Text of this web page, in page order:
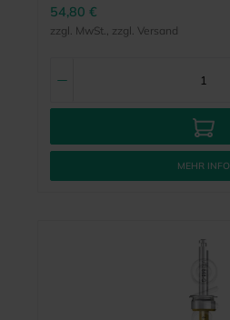
54,80 €
zzgl. MwSt., zzgl. Versand
MEHR INFO